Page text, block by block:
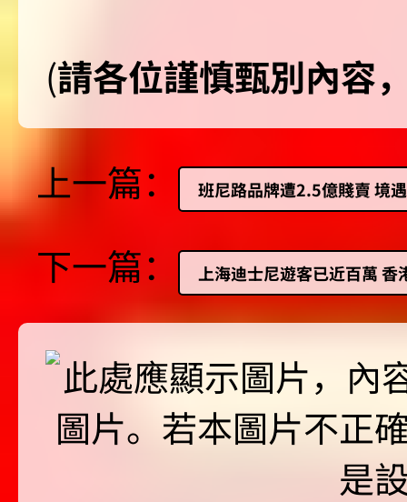
(請各位謹慎甄別內容
上一篇： 班尼路品牌遭2.5億賤賣 境
下一篇： 上海迪士尼遊客已近百萬 香